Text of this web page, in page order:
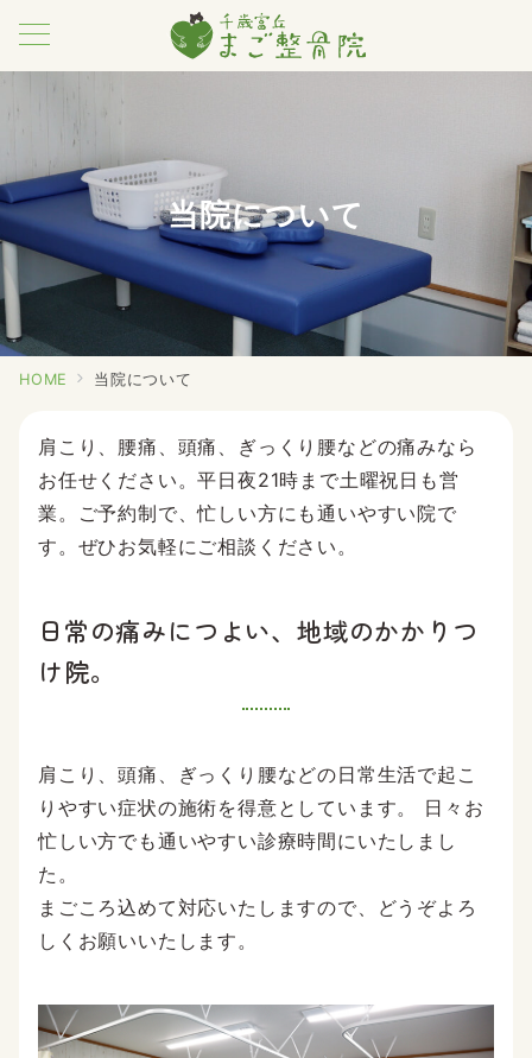
当院について
HOME 当院について
肩こり、腰痛、頭痛、ぎっくり腰などの痛みなら
お任せください。平日夜21時まで土曜祝日も営
業。ご予約制で、忙しい方にも通いやすい院で
す。ぜひお気軽にご相談ください。
日常の痛みにつよい、地域のかかりつ
け院。
肩こり、頭痛、ぎっくり腰などの日常生活で起こ
りやすい症状の施術を得意としています。 日々お
忙しい方でも通いやすい診療時間にいたしまし
た。
まごころ込めて対応いたしますので、どうぞよろ
しくお願いいたします。